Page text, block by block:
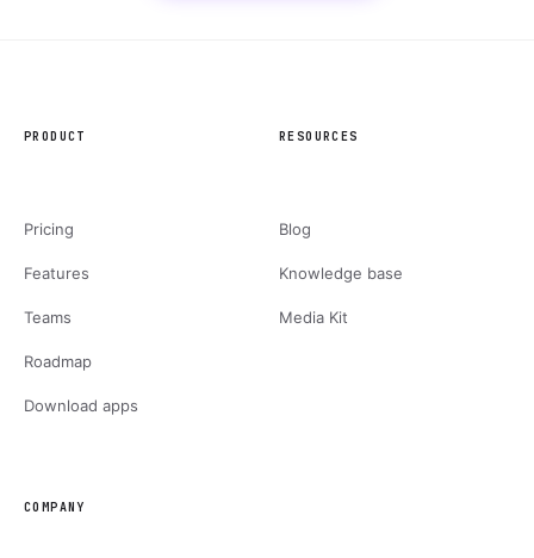
PRODUCT
Pricing
Features
Teams
Roadmap
Download apps
RESOURCES
Blog
Knowledge base
Media Kit
COMPANY